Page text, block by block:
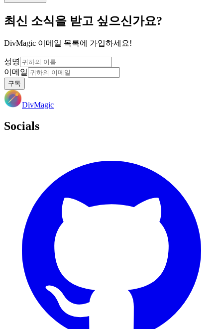
최신 소식을 받고 싶으신가요?
DivMagic 이메일 목록에 가입하세요!
성명
이메일
구독
DivMagic
Socials